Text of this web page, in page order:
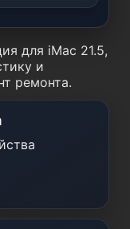
для iMac 21.5,
и
ремонта.